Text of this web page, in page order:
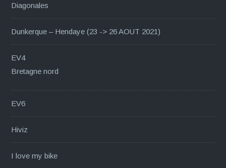
Diagonales
Dunkerque – Hendaye (23 -> 26 AOUT 2021)
EV4
Bretagne nord
EV6
Hiviz
I love my bike